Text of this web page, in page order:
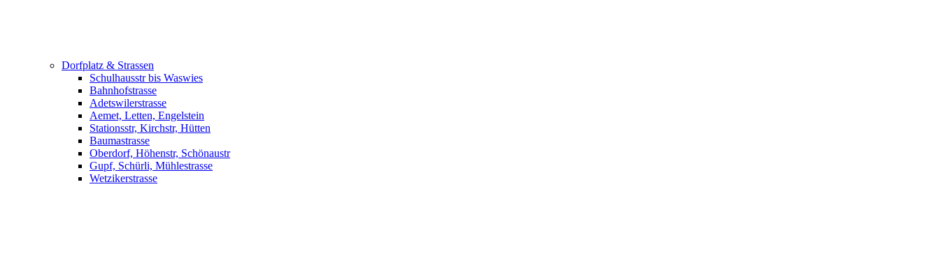
Dorfplatz & Strassen
Schulhausstr bis Waswies
Bahnhofstrasse
Adetswilerstrasse
Aemet, Letten, Engelstein
Stationsstr, Kirchstr, Hütten
Baumastrasse
Oberdorf, Höhenstr, Schönaustr
Gupf, Schürli, Mühlestrasse
Wetzikerstrasse